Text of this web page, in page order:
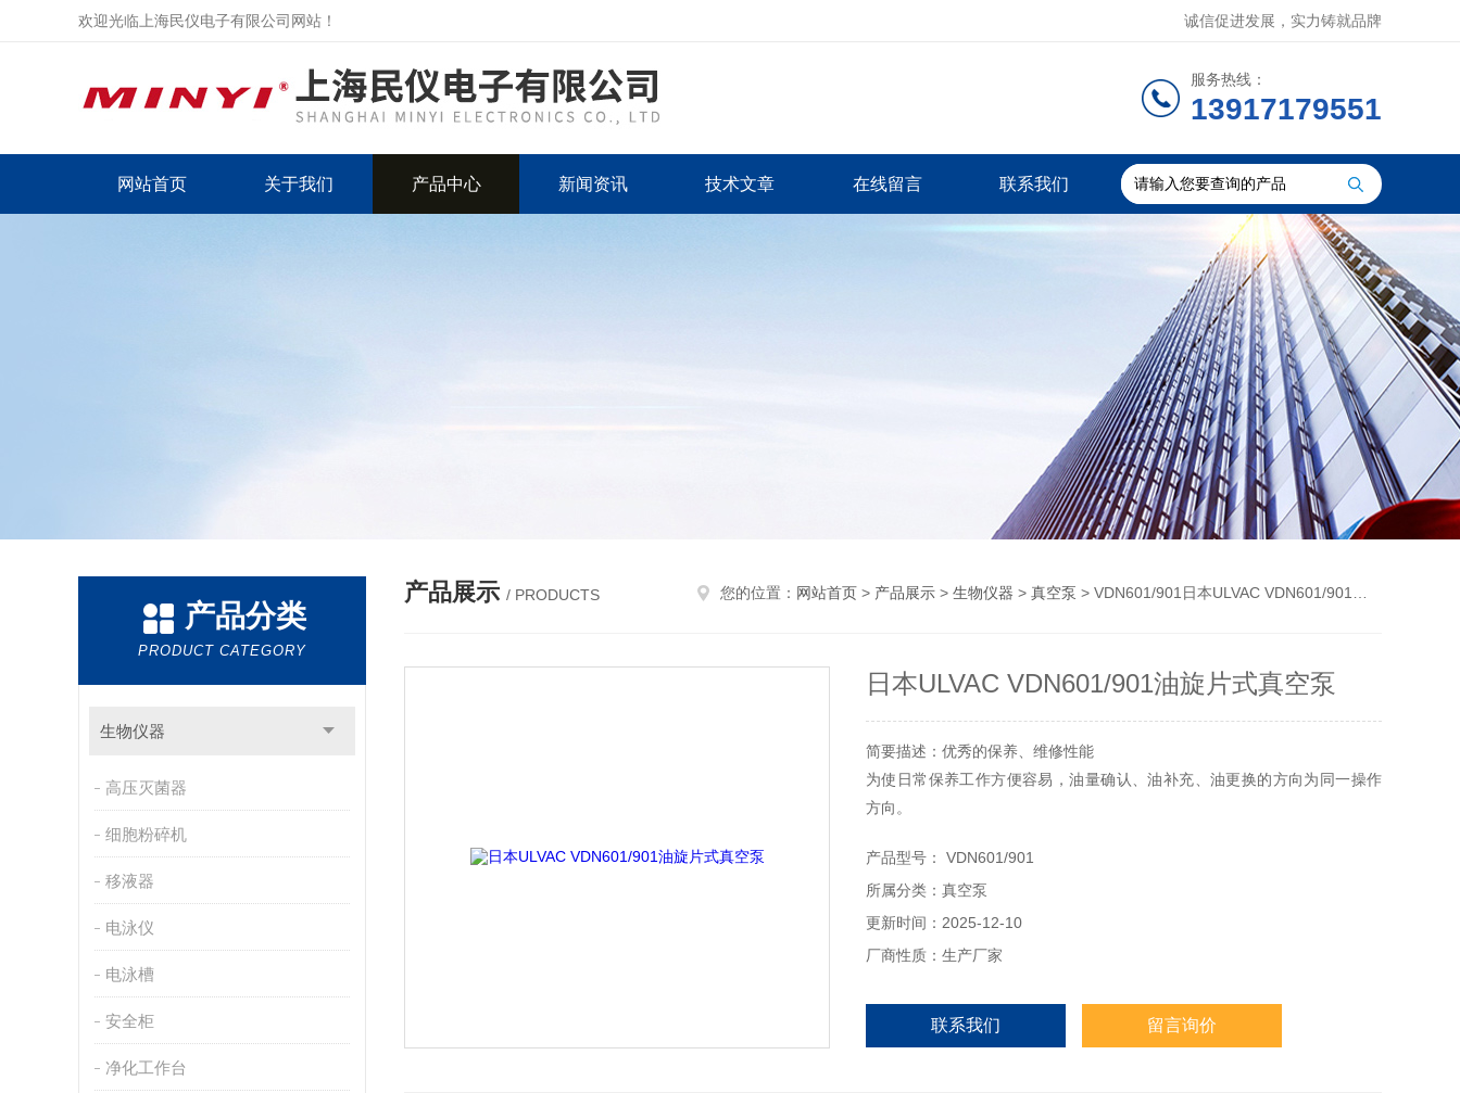
欢迎光临上海民仪电子有限公司网站！ 诚信促进发展，实力铸就品牌
服务热线：
13917179551
网站首页 关于我们 产品中心 新闻资讯 技术文章 在线留言 联系我们
产品分类
PRODUCT CATEGORY
生物仪器
高压灭菌器
细胞粉碎机
移液器
电泳仪
电泳槽
安全柜
净化工作台
产品展示 / PRODUCTS 您的位置： 网站首页 > 产品展示 > 生物仪器 > 真空泵 > VDN601/901日本ULVAC VDN601/901油旋片式真空泵
日本ULVAC VDN601/901油旋片式真空泵
简要描述：优秀的保养、维修性能
为使日常保养工作方便容易，油量确认、油补充、油更换的方向为同一操作
方向。
产品型号： VDN601/901
所属分类：真空泵
更新时间：2025-12-10
厂商性质：生产厂家
联系我们 留言询价